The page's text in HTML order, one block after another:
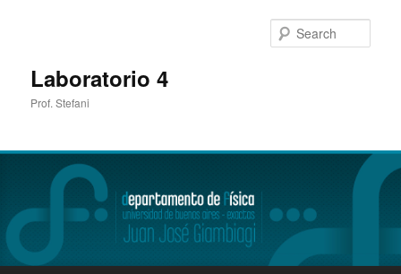
Laboratorio 4
Prof. Stefani